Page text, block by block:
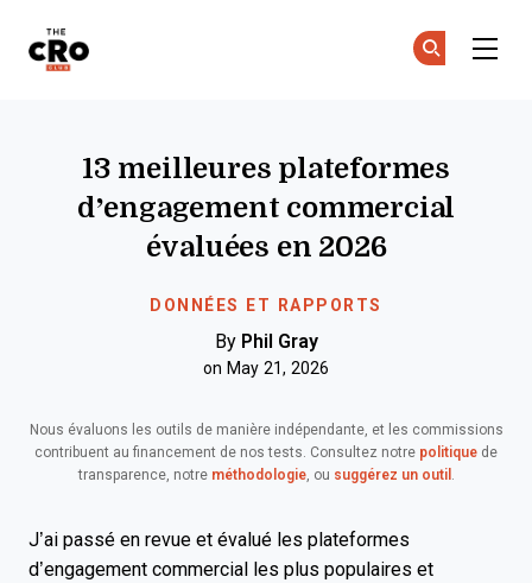
DONNÉES ET RAPPORTS
13 meilleures plateformes
d’engagement commercial
évaluées en 2026
By Phil Gray
on May 21, 2026
Nous évaluons les outils de manière indépendante, et les commissions
contribuent au financement de nos tests. Consultez notre politique de
transparence, notre méthodologie, ou suggérez un outil .
J’ai passé en revue et évalué les plateformes
d’engagement commercial les plus populaires et